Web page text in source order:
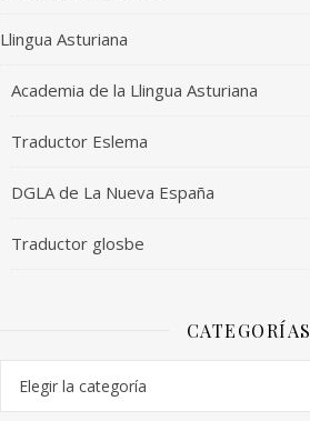
Llingua Asturiana
Academia de la Llingua Asturiana
Traductor Eslema
DGLA de La Nueva España
Traductor glosbe
CATEGORÍAS